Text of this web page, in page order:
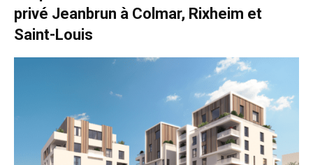
privé Jeanbrun à Colmar, Rixheim et
Saint-Louis